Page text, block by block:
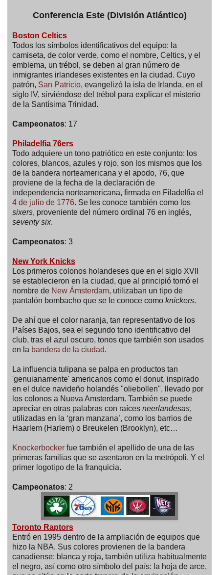
Conferencia Este (División Atlántico)
Boston Celtics
Todos los símbolos identificativos del equipo: la
camiseta, de color verde, como el nombre, Celtics, y el
emblema, un trébol, se deben al gran número de
inmigrantes irlandeses existentes en la ciudad. Cuyo
patrón, San Patricio, evangelizó la isla de Irlanda, en el
siglo IV, sirviéndose del trébol para explicar el misterio
de la Santísima Trinidad.
Campeonatos: 17
Philadelfia 76ers
Todo adquiere un tono patriótico en este conjunto: los
colores, blancos, azules y rojo, son los mismos que los
de la bandera norteamericana y el apodo, 76, que
proviene de la fecha de la declaración de
independencia norteamericana, firmada en Filadelfia el
4 de julio de 1776. Se les conoce también como los
sixers, proveniente del número ordinal 76 en inglés,
seventy six.
Campeonatos: 3
New York Knicks
Los primeros colonos holandeses que en el siglo XVII
se establecieron en la ciudad, que al principió tomó el
nombre de New Ámsterdam, utilizaban un tipo de
pantalón bombacho que se le conoce como knickers.
De ahí que el color naranja, tan representativo de los
Países Bajos, sea el segundo tono identificativo del
club, tras el azul oscuro, tonos que también son usados
en la bandera de la ciudad.
La influencia tulipana se palpa en productos tan
'genuianamente' americanos como el donut, inspirado
en el dulce navideño holandés "oliebollen", llevado por
los colonos a Nueva Amsterdam. También se puede
apreciar en otras palabras con raíces neerlandesas,
utilizadas en la ‘gran manzana’, como los barrios de
Haarlem (Harlem) o Breukelen (Brooklyn), etc…
Knockerbocker fue también el apellido de una de las
primeras familias que se asentaron en la metrópoli. Y el
primer logotipo de la franquicia.
Campeonatos: 2
Toronto Raptors
Entró en 1995 dentro de la ampliación de equipos que
hizo la NBA. Sus colores provienen de la bandera
canadiense: blanca y roja, también utiliza habitualmente
el negro, así como otro símbolo del país: la hoja de arce,